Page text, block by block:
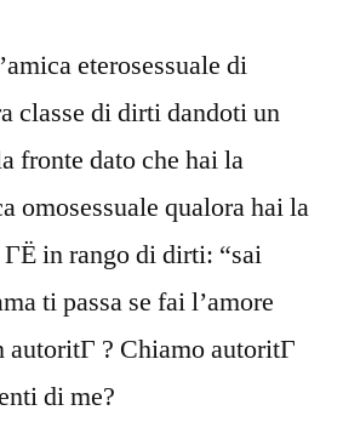
eterosessuale di
classe di dirti dandoti un
fronte dato che hai la
omosessuale qualora hai la
in rango di dirti: “sai
ti passa se fai l’amore
autoritГ ? Chiamo autoritГ
di me?